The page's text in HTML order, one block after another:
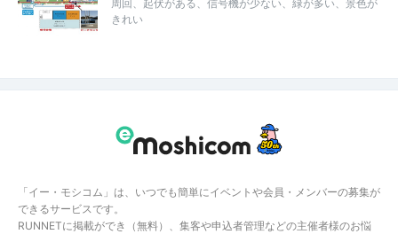
周回、起伏がある、信号機が少ない、緑が多い、景色が
きれい
「イー・モシコム」は、いつでも簡単にイベントや会員・メンバーの募集が
できるサービスです。
RUNNETに掲載ができ（無料）、集客や申込者管理などの主催者様のお悩